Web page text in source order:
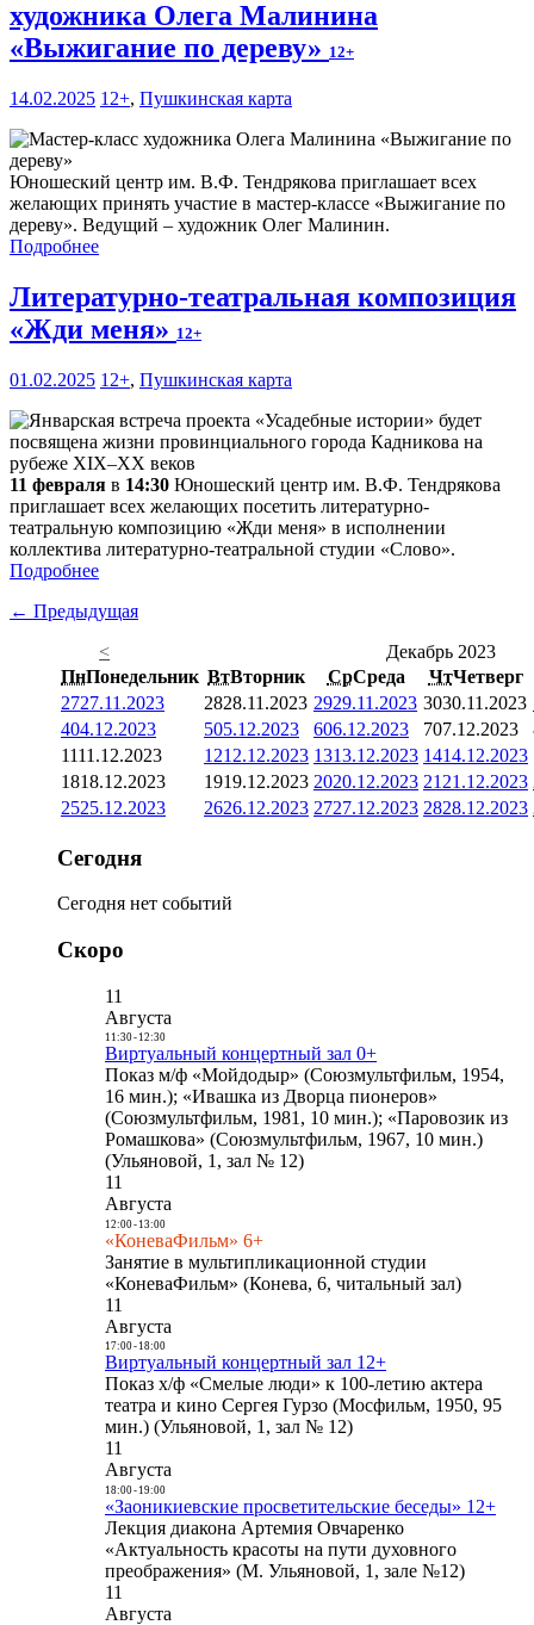
художника Олега Малинина
«Выжигание по дереву» 12+
14.02.2025 12+, Пушкинская карта
Юношеский центр им. В.Ф. Тендрякова приглашает всех
желающих принять участие в мастер-классе «Выжигание по
дереву». Ведущий – художник Олег Малинин.
Подробнее
Литературно-театральная композиция
«Жди меня» 12+
01.02.2025 12+, Пушкинская карта
11 февраля в 14:30 Юношеский центр им. В.Ф. Тендрякова
приглашает всех желающих посетить литературно-
театральную композицию «Жди меня» в исполнении
коллектива литературно-театральной студии «Слово».
Подробнее
← Предыдущая
<
Декабрь 2023
ПнПонедельник ВтВторник СрСреда ЧтЧетверг
2727.11.2023 2828.11.2023 2929.11.2023 3030.11.2023
404.12.2023 505.12.2023 606.12.2023 707.12.2023
1111.12.2023 1212.12.2023 1313.12.2023 1414.12.2023
1818.12.2023 1919.12.2023 2020.12.2023 21 21.12.2023
2525.12.2023 2626.12.2023 2727.12.2023 2828.12.2023
Сегодня
Сегодня нет событий
Скоро
11
Августа
11:30- 12:30
Виртуальный концертный зал 0+
Показ м/ф «Мойдодыр» (Союзмультфильм, 1954,
16 мин.); «Ивашка из Дворца пионеров»
(Союзмультфильм, 1981, 10 мин.); «Паровозик из
Ромашкова» (Союзмультфильм, 1967, 10 мин.)
(Ульяновой, 1, зал № 12)
11
Августа
12:00- 13:00
«КоневаФильм» 6+
Занятие в мультипликационной студии
«КоневаФильм» (Конева, 6, читальный зал)
11
Августа
17:00- 18:00
Виртуальный концертный зал 12+
Показ х/ф «Смелые люди» к 100-летию актера
театра и кино Сергея Гурзо (Мосфильм, 1950, 95
мин.) (Ульяновой, 1, зал № 12)
11
Августа
18:00- 19:00
«Заоникиевские просветительские беседы» 12+
Лекция диакона Артемия Овчаренко
«Актуальность красоты на пути духовного
преображения» (М. Ульяновой, 1, зале №12)
11
Августа